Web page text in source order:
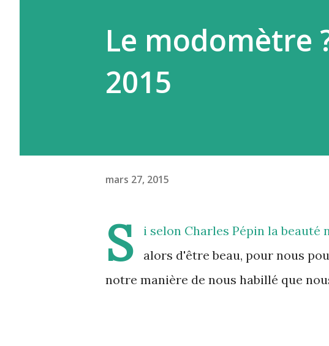
Le modomètre
2015
mars 27, 2015
S
i selon Charles Pépin la beauté
alors d'être beau, pour nous
notre manière de nous habillé que